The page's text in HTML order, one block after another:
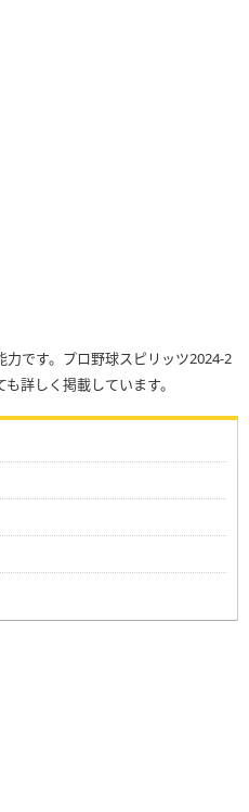
力です。プロ野球スピリッツ2024-2
詳しく掲載しています。